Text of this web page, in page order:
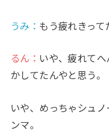
うみ ： もう疲れきって
るん： いや、疲れて
かしてたんやと思う。
いや、めっちゃシュ
ンマ。